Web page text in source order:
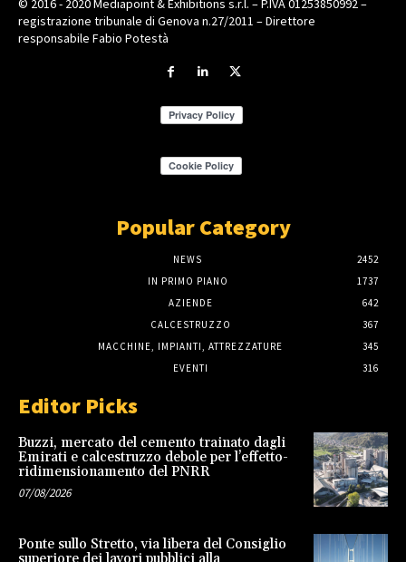
© 2016 - 2020 Mediapoint & Exhibitions s.r.l. – P.IVA 01253850992 –
registrazione tribunale di Genova n.27/2011 – Direttore
responsabile Fabio Potestà
Popular Category
NEWS
2452
IN PRIMO PIANO
1737
AZIENDE
642
CALCESTRUZZO
367
MACCHINE, IMPIANTI, ATTREZZATURE
345
EVENTI
316
Editor Picks
Buzzi, mercato del cemento trainato dagli
Emirati e calcestruzzo debole per l’effetto-
ridimensionamento del PNRR
07/08/2026
Ponte sullo Stretto, via libera del Consiglio
superiore dei lavori pubblici alla